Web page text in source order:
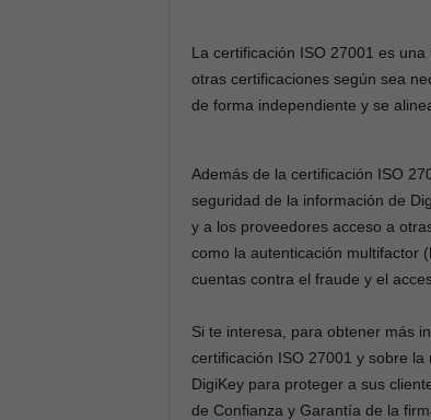
La certificación ISO 27001 es
otras certificaciones según sea
de forma independiente y se
Además de la certificación ISO
seguridad de la información de
y a los proveedores acceso a
como la autenticación multifactor
cuentas contra el fraude y el
Si te interesa, para obtener más
certificación ISO 27001 y sobre
DigiKey para proteger a sus
de Confianza y Garantía de la